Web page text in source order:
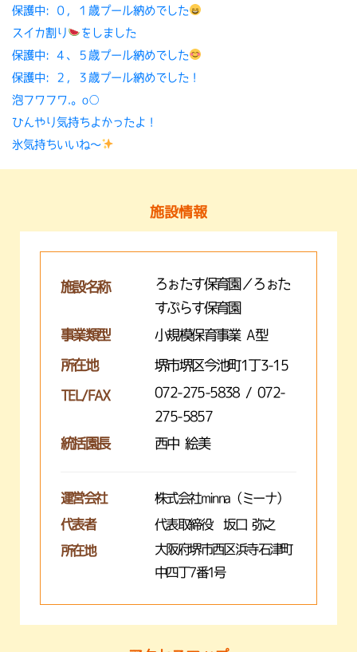
保護中: ０，１歳プール納めでした
スイカ割り
をしました
保護中: ４、５歳プール納めでした
保護中: ２，３歳プール納めでした！
泡フワフワ.。o○
ひんやり気持ちよかったよ！
氷気持ちいいね〜
施設情報
施設名称
ろぉたす保育園／ろぉた
すぷらす保育園
事業類型
小規模保育事業 A型
所在地 堺市堺区今池町1丁3-15
TEL/FAX
072-275-5838 / 072-
275-5857
統括園長
西中 絵美
運営会社 株式会社minna（ミーナ）
代表者 代表取締役 坂口 弥之
所在地
大阪府堺市西区浜寺石津町
中四丁7番1号